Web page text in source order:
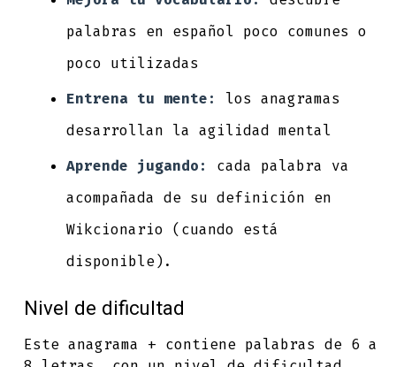
palabras en español poco comunes o
poco utilizadas
Entrena tu mente:
los anagramas
desarrollan la agilidad mental
Aprende jugando:
cada palabra va
acompañada de su definición en
Wikcionario (cuando está
disponible).
Nivel de dificultad
Este anagrama + contiene palabras de 6 a